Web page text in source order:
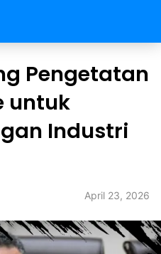
Pengetatan
untuk
Industri
April 23, 2026